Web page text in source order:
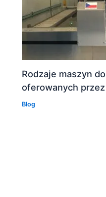
Rodzaje maszyn
oferowanych
Blog